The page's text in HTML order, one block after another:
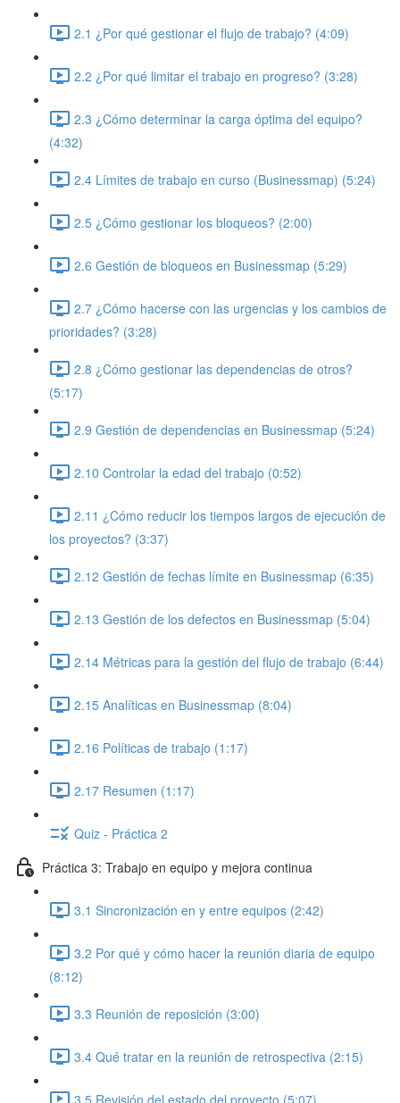
2.1 ¿Por qué gestionar el flujo de trabajo? (4:09)
2.2 ¿Por qué limitar el trabajo en progreso? (3:28)
2.3 ¿Cómo determinar la carga óptima del equipo?
(4:32)
2.4 Límites de trabajo en curso (Businessmap) (5:24)
2.5 ¿Cómo gestionar los bloqueos? (2:00)
2.6 Gestión de bloqueos en Businessmap (5:29)
2.7 ¿Cómo hacerse con las urgencias y los cambios de
prioridades? (3:28)
2.8 ¿Cómo gestionar las dependencias de otros?
(5:17)
2.9 Gestión de dependencias en Businessmap (5:24)
2.10 Controlar la edad del trabajo (0:52)
2.11 ¿Cómo reducir los tiempos largos de ejecución de
los proyectos? (3:37)
2.12 Gestión de fechas límite en Businessmap (6:35)
2.13 Gestión de los defectos en Businessmap (5:04)
2.14 Métricas para la gestión del flujo de trabajo (6:44)
2.15 Analíticas en Businessmap (8:04)
2.16 Políticas de trabajo (1:17)
2.17 Resumen (1:17)
Quiz - Práctica 2
Práctica 3: Trabajo en equipo y mejora continua
3.1 Sincronización en y entre equipos (2:42)
3.2 Por qué y cómo hacer la reunión diaria de equipo
(8:12)
3.3 Reunión de reposición (3:00)
3.4 Qué tratar en la reunión de retrospectiva (2:15)
3.5 Revisión del estado del proyecto (5:07)